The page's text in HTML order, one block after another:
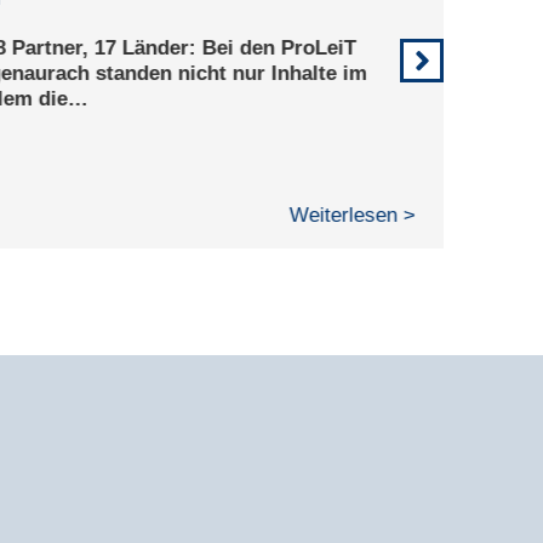
17 Länder: Bei den ProLeiT
standen nicht nur Inhalte im
die…
Weiterlesen >